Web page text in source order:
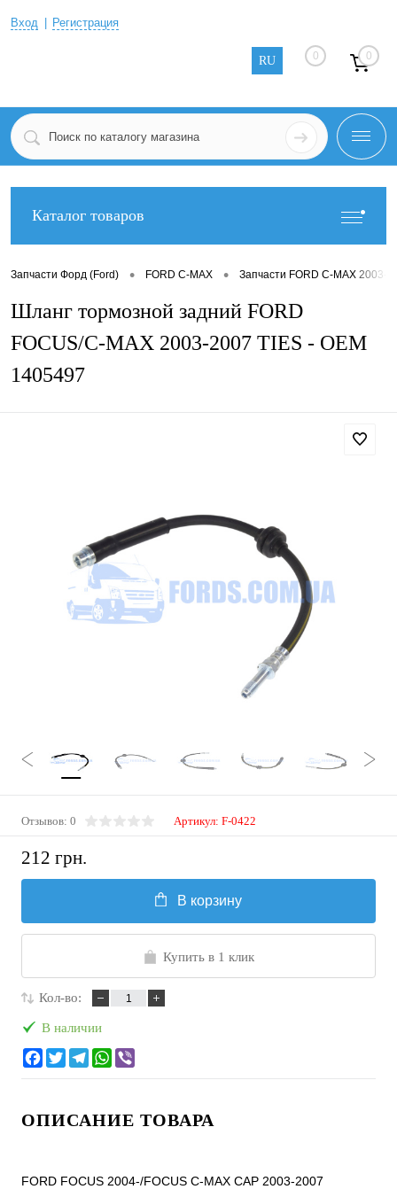
Вход Регистрация
RU 0 0
Каталог товаров
Запчасти Форд (Ford) • FORD C-MAX • Запчасти FORD C-MAX 2003-
Шланг тормозной задний FORD
FOCUS/C-MAX 2003-2007 TIES - OEM
1405497
Отзывов: 0 Артикул: F-0422
212 грн.
В корзину
Купить в 1 клик
Кол-во:
В наличии
ОПИСАНИЕ ТОВАРА
FORD FOCUS 2004-/FOCUS C-MAX CAP 2003-2007